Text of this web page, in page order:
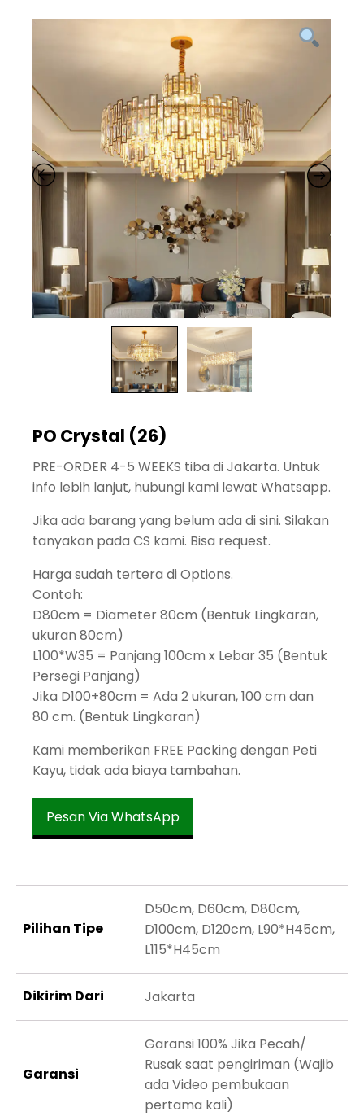
PO Crystal (26)
PRE-ORDER 4-5 WEEKS tiba di Jakarta. Untuk
info lebih lanjut, hubungi kami lewat Whatsapp.
Jika ada barang yang belum ada di sini. Silakan
tanyakan pada CS kami. Bisa request.
Harga sudah tertera di Options.
Contoh:
D80cm = Diameter 80cm (Bentuk Lingkaran,
ukuran 80cm)
L100*W35 = Panjang 100cm x Lebar 35 (Bentuk
Persegi Panjang)
Jika D100+80cm = Ada 2 ukuran, 100 cm dan
80 cm. (Bentuk Lingkaran)
Kami memberikan FREE Packing dengan Peti
Kayu, tidak ada biaya tambahan.
Pesan Via WhatsApp
Pilihan Tipe
D50cm, D60cm, D80cm,
D100cm, D120cm, L90*H45cm,
L115*H45cm
Dikirim Dari Jakarta
Garansi
Garansi 100% Jika Pecah/
Rusak saat pengiriman (Wajib
ada Video pembukaan
pertama kali)